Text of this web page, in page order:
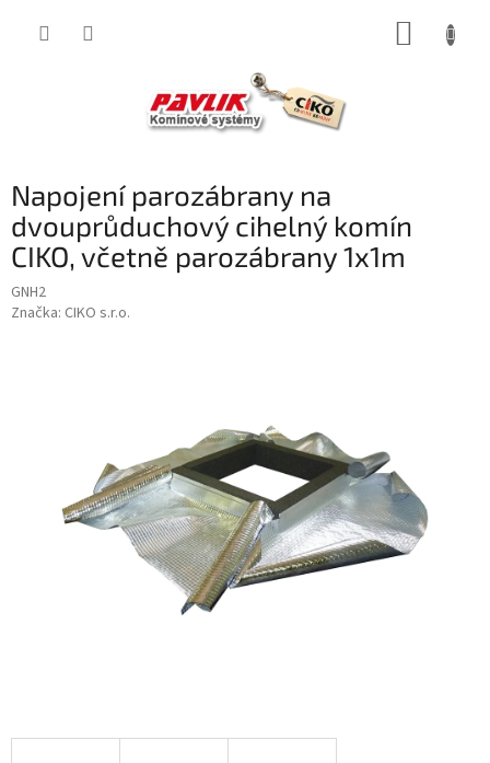
Napojení parozábrany na
dvouprůduchový cihelný komín
CIKO, včetně parozábrany 1x1m
GNH2
Značka: CIKO s.r.o.